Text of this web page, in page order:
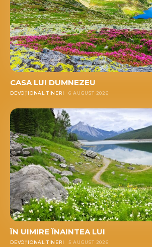
CASA LUI DUMNEZEU
DEVOȚIONAL TINERI 6 AUGUST 2026
ÎN UIMIRE ÎNAINTEA LUI
DEVOȚIONAL TINERI 5 AUGUST 2026